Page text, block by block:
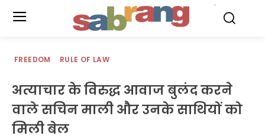
FREEDOM RULE OF LAW
अत्याचार के विरुद्ध आवाज बुलंद करने
वाले सचिन माली और उनके साथियों को
मिली बेल